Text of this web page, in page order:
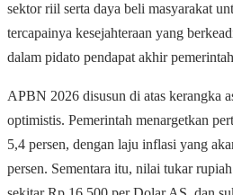
sektor riil serta daya beli masyarakat
tercapainya kesejahteraan yang
dalam pidato pendapat akhir
APBN 2026 disusun di atas kerangka
optimistis. Pemerintah menargetkan
5,4 persen, dengan laju inflasi yang
persen. Sementara itu, nilai tukar